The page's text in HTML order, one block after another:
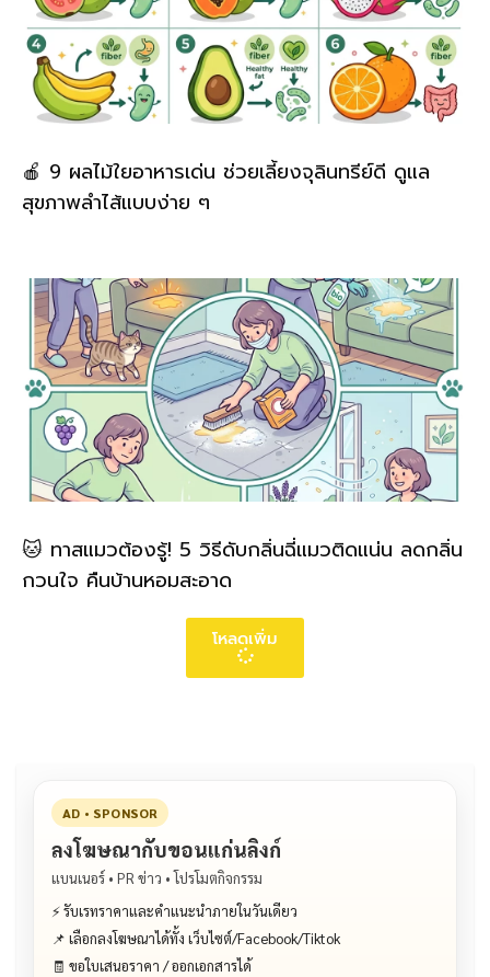
🍎 9 ผลไม้ใยอาหารเด่น ช่วยเลี้ยงจุลินทรีย์ดี ดูแล
สุขภาพลำไส้แบบง่าย ๆ
🐱 ทาสแมวต้องรู้! 5 วิธีดับกลิ่นฉี่แมวติดแน่น ลดกลิ่น
กวนใจ คืนบ้านหอมสะอาด
โหลดเพิ่ม
AD • SPONSOR
ลงโฆษณากับขอนแก่นลิงก์
แบนเนอร์ • PR ข่าว • โปรโมตกิจกรรม
⚡ รับเรทราคาและคำแนะนำภายในวันเดียว
📌 เลือกลงโฆษณาได้ทั้ง เว็บไซต์/Facebook/Tiktok
🧾 ขอใบเสนอราคา / ออกเอกสารได้